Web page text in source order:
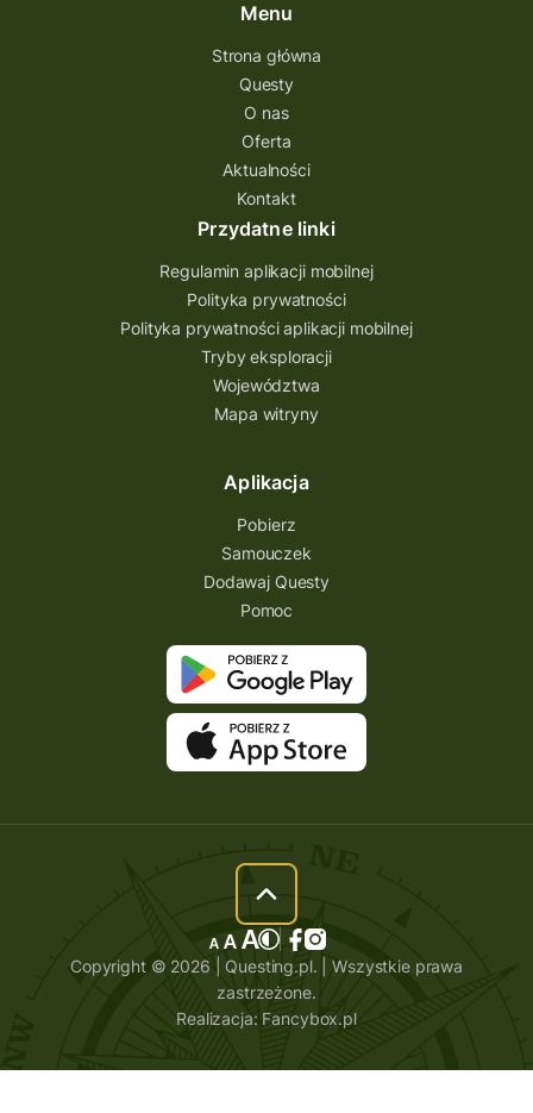
Menu
Strona główna
Questy
O nas
Oferta
Aktualności
Kontakt
Przydatne linki
Regulamin aplikacji mobilnej
Polityka prywatności
Polityka prywatności aplikacji mobilnej
Tryby eksploracji
Województwa
Mapa witryny
Aplikacja
Pobierz
Samouczek
Dodawaj Questy
Pomoc
Copyright © 2026 | Questing.pl. | Wszystkie prawa
zastrzeżone.
Realizacja: Fancybox.pl